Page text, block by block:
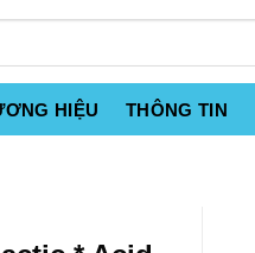
HIỆU THÔNG TIN